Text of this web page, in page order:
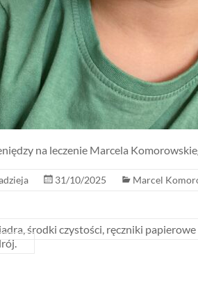
na leczenie Marcela
31/10/2025 Marcel
środki czystości, ręczniki